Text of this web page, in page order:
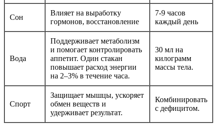
Сон
Влияет на выработку
гормонов, восстановление
7-9 часов
каждый день
Вода
Поддерживает метаболизм
и помогает контролировать
аппетит. Один стакан
повышает расход энергии
на 2–3% в течение часа.
30 мл на
килограмм
массы тела.
Спорт
Защищает мышцы, ускоряет
обмен веществ и
удерживает результат.
Комбинировать
с дефицитом.